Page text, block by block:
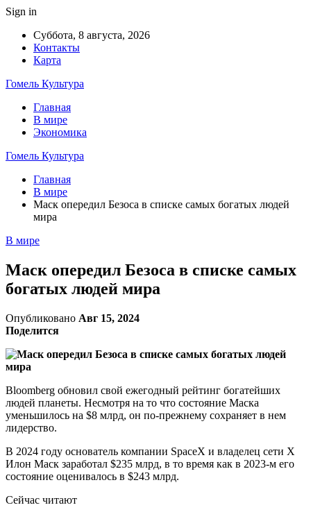
Sign in
Суббота, 8 августа, 2026
Контакты
Карта
Гомель Культура
Главная
В мире
Экономика
Гомель Культура
Главная
В мире
Маск опередил Безоса в списке самых богатых людей
мира
В мире
Маск опередил Безоса в списке самых
богатых людей мира
Опубликовано Авг 15, 2024
Поделится
Bloomberg обновил свой ежегодный рейтинг богатейших
людей планеты. Несмотря на то что состояние Маска
уменьшилось на $8 млрд, он по-прежнему сохраняет в нем
лидерство.
В 2024 году основатель компании SpaceX и владелец сети X
Илон Маск заработал $235 млрд, в то время как в 2023-м его
состояние оценивалось в $243 млрд.
Сейчас читают